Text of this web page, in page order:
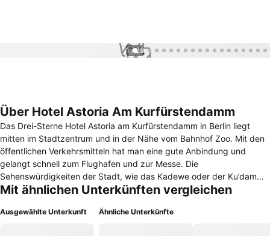
1 / 26
Über Hotel Astoria Am Kurfürstendamm
Das Drei-Sterne Hotel Astoria am Kurfürstendamm in Berlin liegt
mitten im Stadtzentrum und in der Nähe vom Bahnhof Zoo. Mit den
öffentlichen Verkehrsmitteln hat man eine gute Anbindung und
gelangt schnell zum Flughafen und zur Messe. Die
Sehenswürdigkeiten der Stadt, wie das Kadewe oder der Ku’damm,
sind innerhalb weniger Gehminuten zu erreichen. Das Hotel bietet 32
Minibar, Föhn, Schreibtisch und Safe, W-LAN Anschluss und
Mit ähnlichen Unterkünften vergleichen
Ausgewählte Unterkunft Ähnliche Unterkünfte